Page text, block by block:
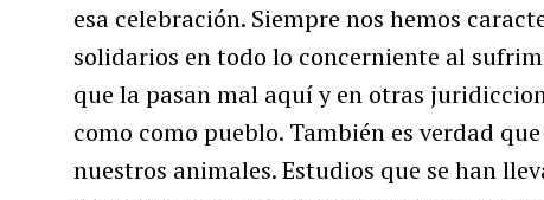
esa celebración. Siempre nos hemos
solidarios en todo lo concerniente al
que la pasan mal aquí y en otras
como como pueblo. También es verdad
nuestros animales. Estudios que se han